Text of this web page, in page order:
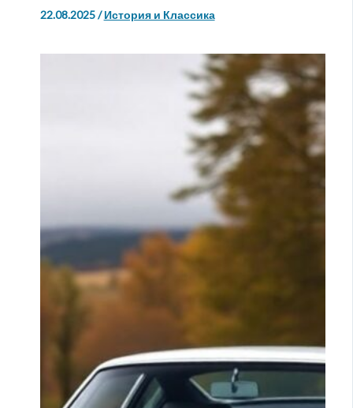
22.08.2025/История и Классика